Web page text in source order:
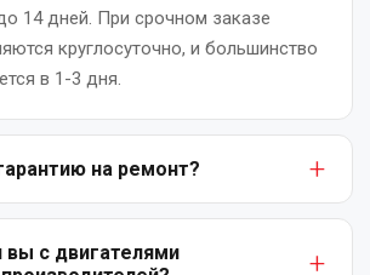
14 дней. При срочном заказе
круглосуточно, и большинство
в 1-3 дня.
на ремонт?
работ предоставляем письменную
на текущий ремонт до 12
вы с двигателями